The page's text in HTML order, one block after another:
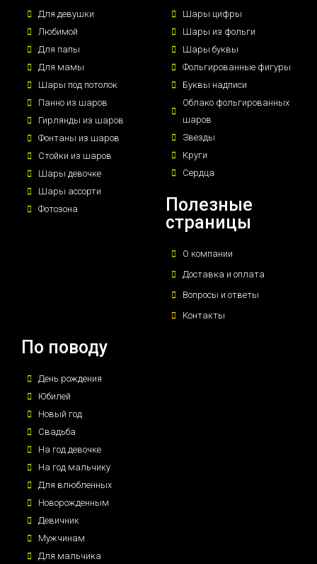
Для девушки
Любимой
Для папы
Для мамы
Шары под потолок
Панно из шаров
Гирлянды из шаров
Фонтаны из шаров
Стойки из шаров
Шары девочке
Шары ассорти
Фотозона
Шары цифры
Шары из фольги
Шары буквы
Фольгированные фигуры
Буквы надписи
Облако фольгированных
шаров
Звезды
Круги
Сердца
Полезные
страницы
О компании
Доставка и оплата
Вопросы и ответы
Контакты
По поводу
День рождения
Юбилей
Новый год
Свадьба
На год девочке
На год мальчику
Для влюбленных
Новорожденным
Девичник
Мужчинам
Для мальчика